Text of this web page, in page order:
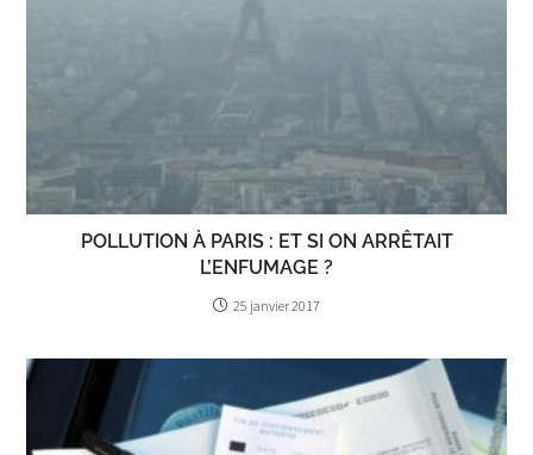
POLLUTION À PARIS : ET SI ON ARRÊTAIT
L’ENFUMAGE ?
25 janvier 2017